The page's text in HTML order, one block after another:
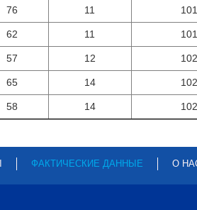
76 11
62 11
57 12
65 14
58 14
ФАКТИЧЕСКИЕ ДАННЫЕ О